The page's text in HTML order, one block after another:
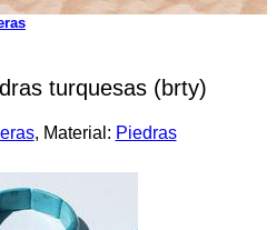
turquesas (brty)
, Material: Piedras